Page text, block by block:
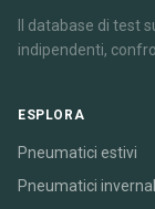
Il database di test
indipendenti,
ESPLORA
Pneumatici estivi
Pneumatici